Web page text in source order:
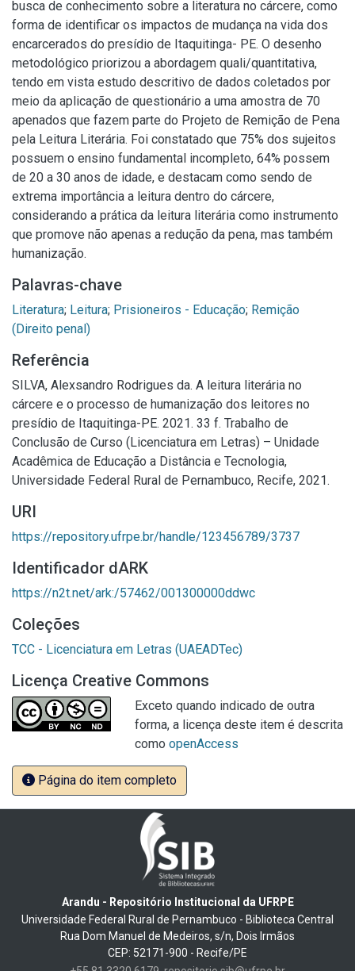
busca de conhecimento sobre a literatura no cárcere, como
forma de identificar os impactos de mudança na vida dos
encarcerados do presídio de Itaquitinga- PE. O desenho
metodológico priorizou a abordagem quali/quantitativa,
tendo em vista estudo descritivo de dados coletados por
meio da aplicação de questionário a uma amostra de 70
apenados que fazem parte do Projeto de Remição de Pena
pela Leitura Literária. Foi constatado que 75% dos sujeitos
possuem o ensino fundamental incompleto, 64% possem
de 20 a 30 anos de idade, e destacam como sendo de
extrema importância a leitura dentro do cárcere,
considerando a prática da leitura literária como instrumento
que promove não apenas a redução da pena, mas também
humanização.
Palavras-chave
Literatura; Leitura; Prisioneiros - Educação; Remição
(Direito penal)
Referência
SILVA, Alexsandro Rodrigues da. A leitura literária no
cárcere e o processo de humanização dos leitores no
presídio de Itaquitinga-PE. 2021. 33 f. Trabalho de
Conclusão de Curso (Licenciatura em Letras) – Unidade
Acadêmica de Educação a Distância e Tecnologia,
Universidade Federal Rural de Pernambuco, Recife, 2021.
URI
https://repository.ufrpe.br/handle/123456789/3737
Identificador dARK
https://n2t.net/ark:/57462/001300000ddwc
Coleções
TCC - Licenciatura em Letras (UAEADTec)
Licença Creative Commons
Exceto quando indicado de outra
forma, a licença deste item é descrita
como openAccess
Página do item completo
Arandu - Repositório Institucional da UFRPE
Universidade Federal Rural de Pernambuco - Biblioteca Central
Rua Dom Manuel de Medeiros, s/n, Dois Irmãos
CEP: 52171-900 - Recife/PE